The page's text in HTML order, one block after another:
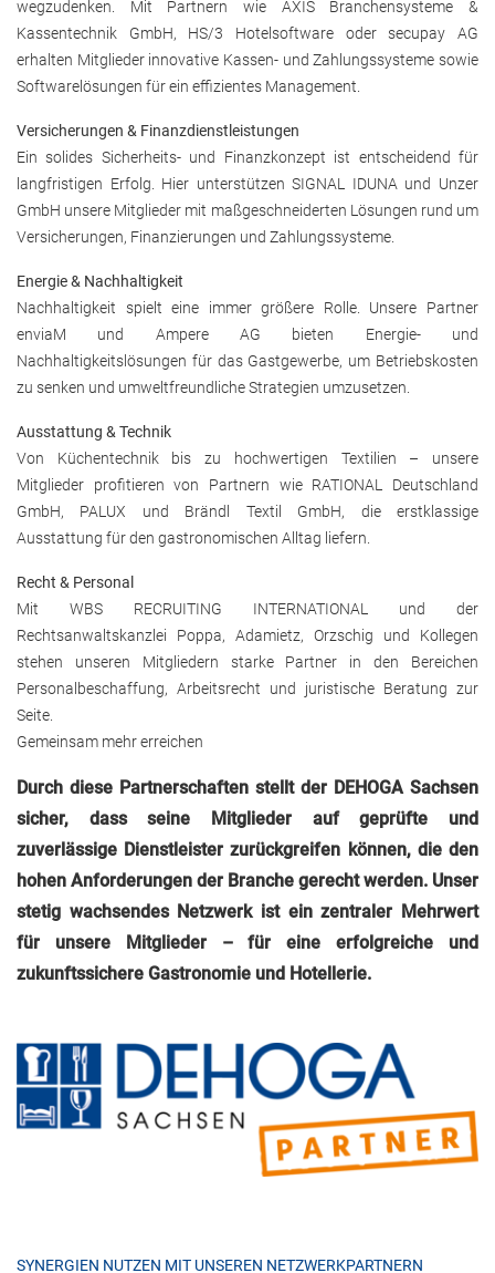
wegzudenken. Mit Partnern wie AXIS Branchensysteme &
Kassentechnik GmbH, HS/3 Hotelsoftware oder secupay AG
erhalten Mitglieder innovative Kassen- und Zahlungssysteme sowie
Softwarelösungen für ein effizientes Management.
Versicherungen & Finanzdienstleistungen
Ein solides Sicherheits- und Finanzkonzept ist entscheidend für
langfristigen Erfolg. Hier unterstützen SIGNAL IDUNA und Unzer
GmbH unsere Mitglieder mit maßgeschneiderten Lösungen rund um
Versicherungen, Finanzierungen und Zahlungssysteme.
Energie & Nachhaltigkeit
Nachhaltigkeit spielt eine immer größere Rolle. Unsere Partner
enviaM und Ampere AG bieten Energie- und
Nachhaltigkeitslösungen für das Gastgewerbe, um Betriebskosten
zu senken und umweltfreundliche Strategien umzusetzen.
Ausstattung & Technik
Von Küchentechnik bis zu hochwertigen Textilien – unsere
Mitglieder profitieren von Partnern wie RATIONAL Deutschland
GmbH, PALUX und Brändl Textil GmbH, die erstklassige
Ausstattung für den gastronomischen Alltag liefern.
Recht & Personal
Mit WBS RECRUITING INTERNATIONAL und der
Rechtsanwaltskanzlei Poppa, Adamietz, Orzschig und Kollegen
stehen unseren Mitgliedern starke Partner in den Bereichen
Personalbeschaffung, Arbeitsrecht und juristische Beratung zur
Seite.
Gemeinsam mehr erreichen
Durch diese Partnerschaften stellt der DEHOGA Sachsen
sicher, dass seine Mitglieder auf geprüfte und
zuverlässige Dienstleister zurückgreifen können, die den
hohen Anforderungen der Branche gerecht werden. Unser
stetig wachsendes Netzwerk ist ein zentraler Mehrwert
für unsere Mitglieder – für eine erfolgreiche und
zukunftssichere Gastronomie und Hotellerie.
SYNERGIEN NUTZEN MIT UNSEREN NETZWERKPARTNERN